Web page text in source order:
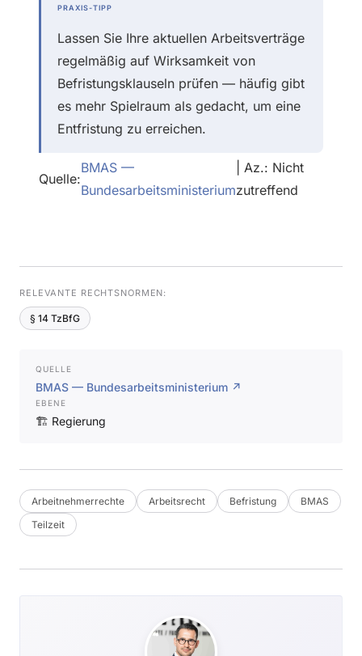
PRAXIS-TIPP
Lassen Sie Ihre aktuellen Arbeitsverträge
regelmäßig auf Wirksamkeit von
Befristungsklauseln prüfen — häufig gibt
es mehr Spielraum als gedacht, um eine
Entfristung zu erreichen.
Quelle:
BMAS —
Bundesarbeitsministerium
| Az.: Nicht
zutreffend
RELEVANTE RECHTSNORMEN:
§ 14 TzBfG
QUELLE
BMAS — Bundesarbeitsministerium ↗
EBENE
🏗️ Regierung
Arbeitnehmerrechte Arbeitsrecht Befristung
BMAS
Teilzeit